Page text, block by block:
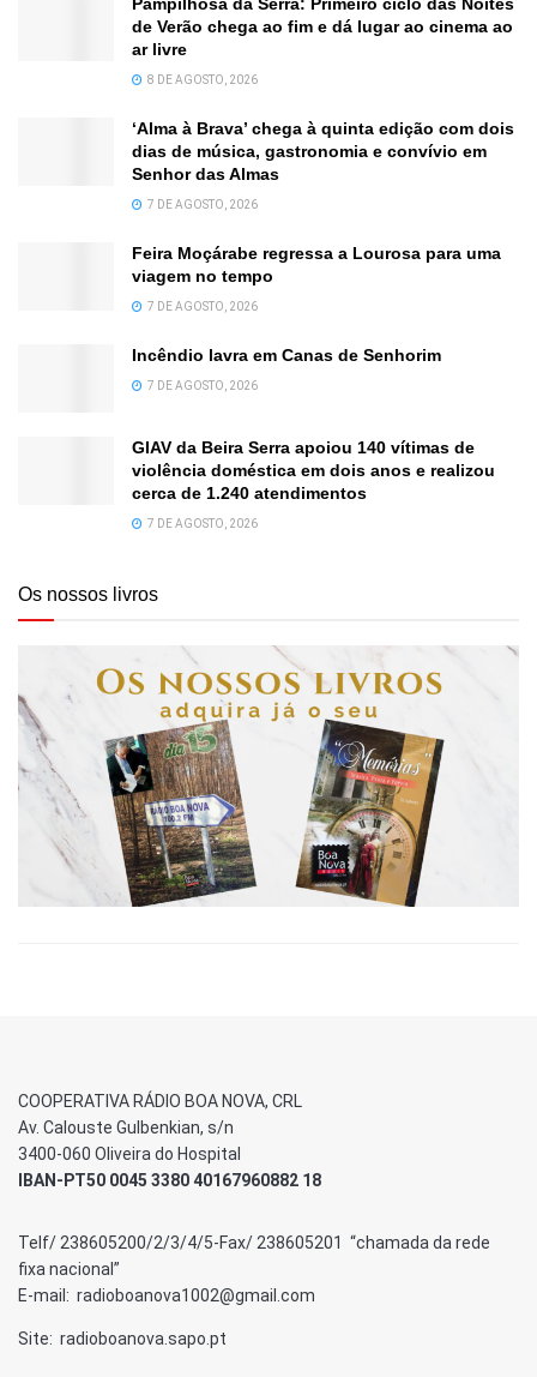
de Verão chega ao fim e dá lugar ao cinema ao
ar livre
8 DE AGOSTO, 2026
‘Alma à Brava’ chega à quinta edição com dois
dias de música, gastronomia e convívio em
Senhor das Almas
7 DE AGOSTO, 2026
Feira Moçárabe regressa a Lourosa para uma
viagem no tempo
7 DE AGOSTO, 2026
Incêndio lavra em Canas de Senhorim
7 DE AGOSTO, 2026
GIAV da Beira Serra apoiou 140 vítimas de
violência doméstica em dois anos e realizou
cerca de 1.240 atendimentos
7 DE AGOSTO, 2026
Os nossos livros
COOPERATIVA RÁDIO BOA NOVA, CRL
Av. Calouste Gulbenkian, s/n
3400-060 Oliveira do Hospital
IBAN-PT50 0045 3380 40167960882 18
Telf/ 238605200/2/3/4/5-Fax/ 238605201 “chamada da rede
fixa nacional”
E-mail: radioboanova1002@gmail.com
Site: radioboanova.sapo.pt